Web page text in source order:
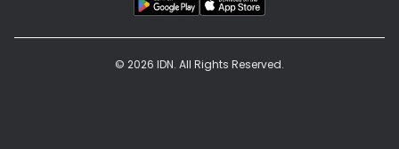
© 2026 IDN. All Rights Reserved.